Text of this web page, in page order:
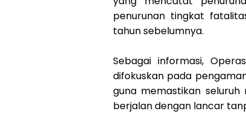
penurunan tingkat
tahun sebelumnya.
Sebagai informasi,
difokuskan pada
guna memastikan
berjalan dengan lancar